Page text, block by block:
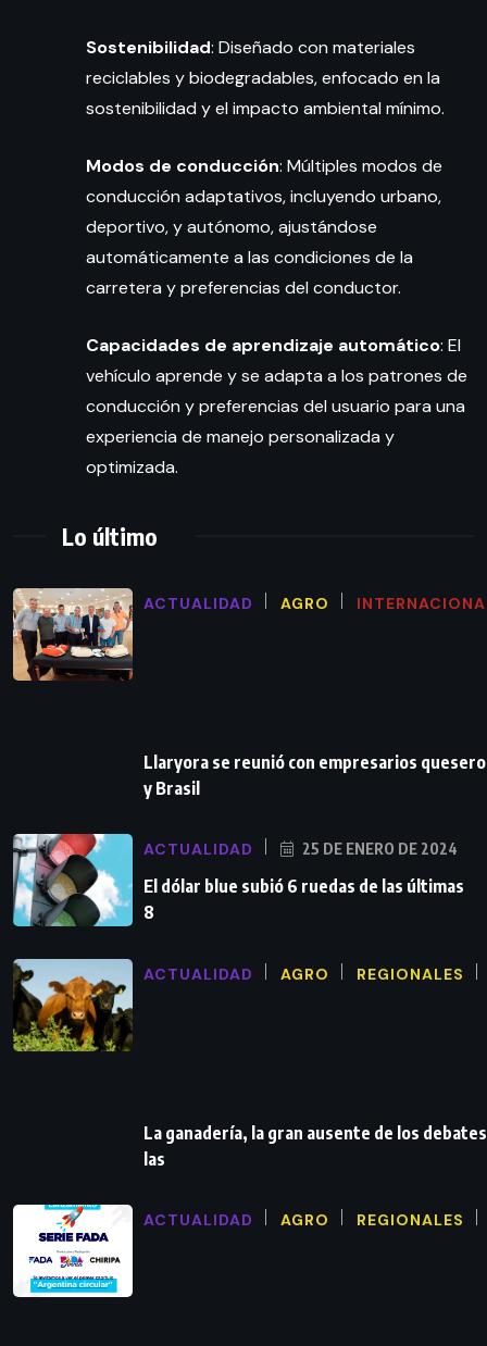
Sostenibilidad: Diseñado con materiales
reciclables y biodegradables, enfocado en la
sostenibilidad y el impacto ambiental mínimo.
Modos de conducción: Múltiples modos de
conducción adaptativos, incluyendo urbano,
deportivo, y autónomo, ajustándose
automáticamente a las condiciones de la
carretera y preferencias del conductor.
Capacidades de aprendizaje automático: El
vehículo aprende y se adapta a los patrones de
conducción y preferencias del usuario para una
experiencia de manejo personalizada y
optimizada.
Lo último
ACTUALIDAD AGRO
Llaryora se reunió con empresarios
y Brasil
ACTUALIDAD 25 DE ENERO DE 2024
El dólar blue subió 6 ruedas de las últimas
8
ACTUALIDAD AGRO REGIONALES
La ganadería, la gran ausente de los
las
ACTUALIDAD AGRO REGIONALES